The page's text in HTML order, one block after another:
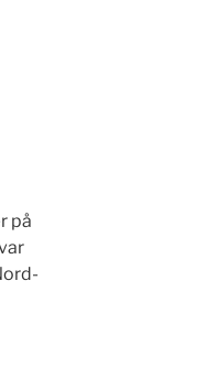
på